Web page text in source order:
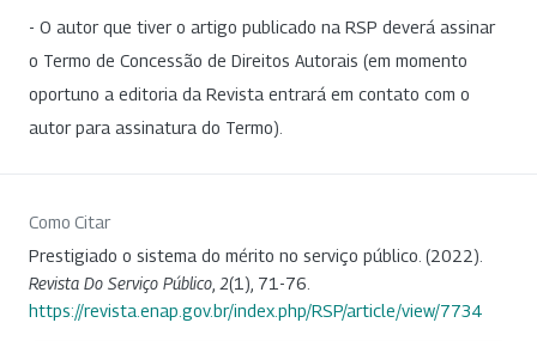
- O autor que tiver o artigo publicado na RSP deverá assinar
o Termo de Concessão de Direitos Autorais (em momento
oportuno a editoria da Revista entrará em contato com o
autor para assinatura do Termo).
Como Citar
Prestigiado o sistema do mérito no serviço público. (2022).
Revista Do Serviço Público 2(1), 71-76.
https://revista.enap.gov.br/index.php/RSP/article/view/7734